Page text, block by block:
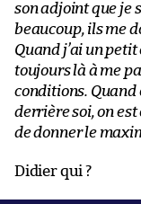
son adjoint que je
beaucoup, ils me
Quand j’ai un
toujours là à me
conditions. Quand
derrière soi, on
de donner le
Didier qui ?